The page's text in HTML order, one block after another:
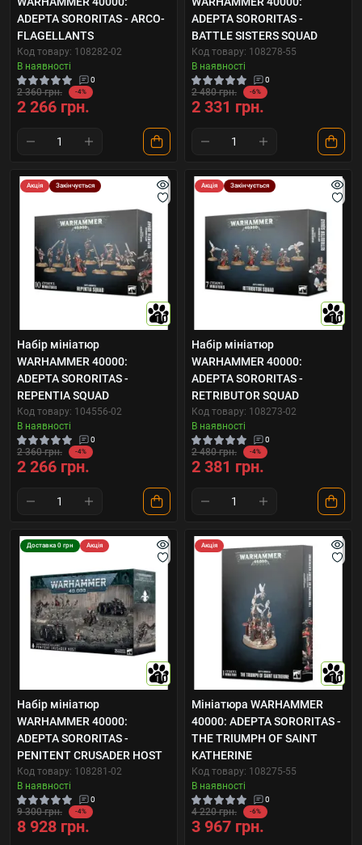
ADEPTA SORORITAS - ARCO-
FLAGELLANTS
Код товару: 108282-02
В наявності
0
2 360 грн. -4%
2 266 грн.
ADEPTA SORORITAS -
BATTLE SISTERS SQUAD
Код товару: 108278-55
В наявності
0
2 480 грн. -6%
2 331 грн.
Акція Закінчується
10
Набір мініатюр
WARHAMMER 40000:
ADEPTA SORORITAS -
REPENTIA SQUAD
Код товару: 104556-02
В наявності
0
2 360 грн. -4%
2 266 грн.
Акція Закінчується
10
Набір мініатюр
WARHAMMER 40000:
ADEPTA SORORITAS -
RETRIBUTOR SQUAD
Код товару: 108273-02
В наявності
0
2 480 грн. -4%
2 381 грн.
Доставка 0 грн Акція
10
Набір мініатюр
WARHAMMER 40000:
ADEPTA SORORITAS -
PENITENT CRUSADER HOST
Код товару: 108281-02
В наявності
0
9 300 грн. -4%
8 928 грн.
Акція
10
Мініатюра WARHAMMER
40000: ADEPTA SORORITAS -
THE TRIUMPH OF SAINT
KATHERINE
Код товару: 108275-55
В наявності
0
4 220 грн. -6%
3 967 грн.